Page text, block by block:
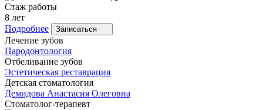
Стаж работы
8 лет
Подробнее
Записаться
Лечение зубов
Пародонтология
Отбеливание зубов
Эстетическая реставрация
Детская стоматология
Демидова Анастасия Олеговна
Стоматолог-терапевт